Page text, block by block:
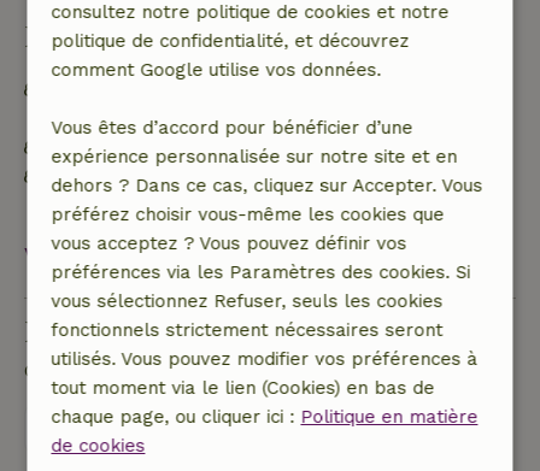
Durabilité
minimum
Inventaire durable
Trier les déchets (verre, papier, plastique, déchets
alimentaires/organiques)
Voir tout
Poser une question
Contacte le propriétaire de la Maison nature.
Envoyer un message
consultez notre politique de cookies et notre
politique de confidentialité, et découvrez
comment Google utilise vos données.
Vous êtes d’accord pour bénéficier d’une
expérience personnalisée sur notre site et en
dehors ? Dans ce cas, cliquez sur Accepter. Vous
préférez choisir vous-même les cookies que
vous acceptez ? Vous pouvez définir vos
préférences via les Paramètres des cookies. Si
vous sélectionnez Refuser, seuls les cookies
fonctionnels strictement nécessaires seront
utilisés. Vous pouvez modifier vos préférences à
tout moment via le lien (Cookies) en bas de
chaque page, ou cliquer ici : Politique en matière
de cookies